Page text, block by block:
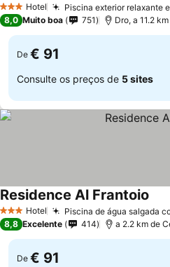
3 EstrelasHotel Piscina exterior relaxante
8,0 Muito boa 751 Dro, a 11.2
De € 91
Consulte os preços de 5 sites
3 EstrelasHotel Piscina de água salgada
Residence Al Frantoio
8,8 Excelente 414 a 2.2 km de
De € 91